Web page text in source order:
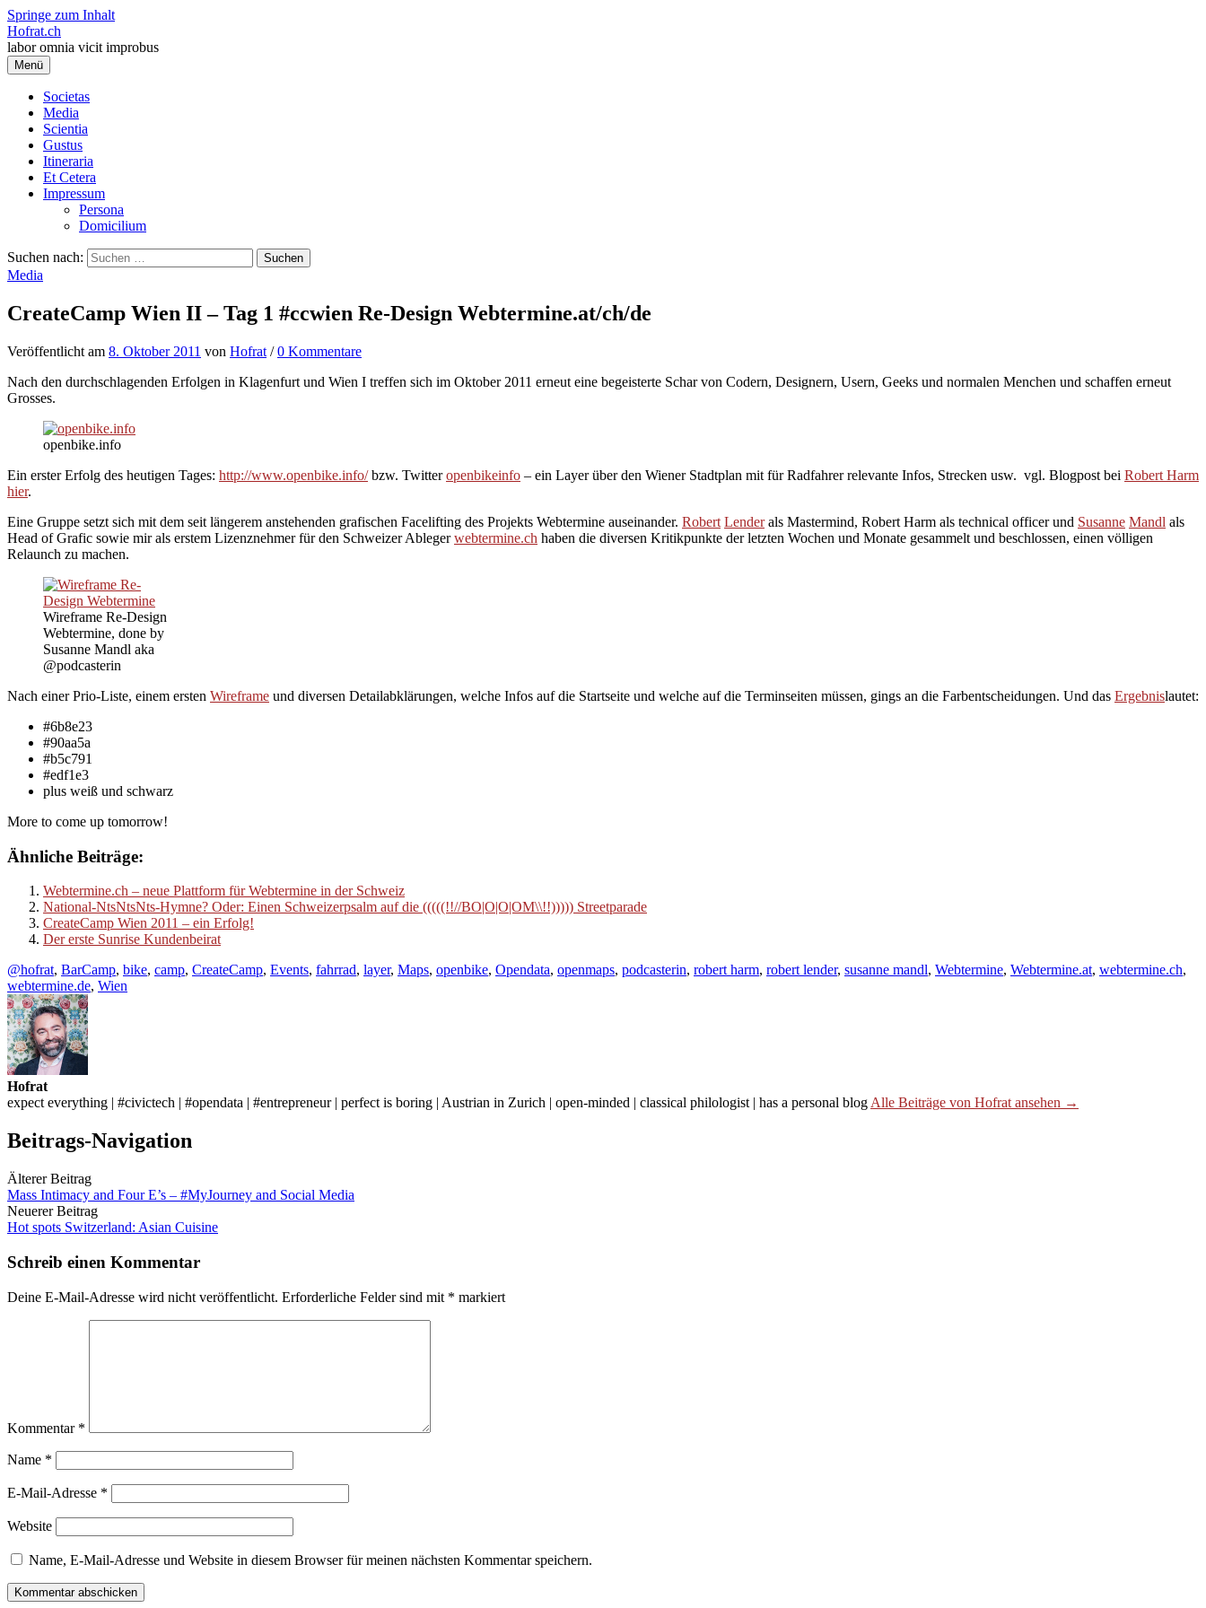
Springe zum Inhalt
Hofrat.ch
labor omnia vicit improbus
Menü
Societas
Media
Scientia
Gustus
Itineraria
Et Cetera
Impressum
Persona
Domicilium
Suchen nach:
Media
CreateCamp Wien II – Tag 1 #ccwien Re-Design Webtermine.at/ch/de
Veröffentlicht am 8. Oktober 2011 von Hofrat /0 Kommentare
Nach den durchschlagenden Erfolgen in Klagenfurt und Wien I treffen sich im Oktober 2011 erneut eine begeisterte Schar von Codern, Designern, Usern, Geeks und normalen Menchen und schaffen erneut
Grosses.
openbike.info
Ein erster Erfolg des heutigen Tages: http://www.openbike.info/bzw. Twitteropenbikeinfo – ein Layer über den Wiener Stadtplan mit für Radfahrer relevante Infos, Strecken usw. vgl. Blogpost bei Robert Harm
hier.
Eine Gruppe setzt sich mit dem seit längerem anstehenden grafischen Facelifting des Projekts Webtermine auseinander. Robert Lenderals Mastermind, Robert Harm als technical officer und Susanne Mandl als
Head of Grafic sowie mir als erstem Lizenznehmer für den Schweizer Ablegerwebtermine.ch haben die diversen Kritikpunkte der letzten Wochen und Monate gesammelt und beschlossen, einen völligen
Relaunch zu machen.
Wireframe Re-Design
Webtermine, done by
Susanne Mandl aka
@podcasterin
Nach einer Prio-Liste, einem ersten Wireframe und diversen Detailabklärungen, welche Infos auf die Startseite und welche auf die Terminseiten müssen, gings an die Farbentscheidungen. Und das Ergebnislautet:
#6b8e23
#90aa5a
#b5c791
#edf1e3
plus weiß und schwarz
More to come up tomorrow!
Ähnliche Beiträge:
Webtermine.ch – neue Plattform für Webtermine in der Schweiz
National-NtsNtsNts-Hymne? Oder: Einen Schweizerpsalm auf die (((((!!//BO|O|O|OM\\!!))))) Streetparade
CreateCamp Wien 2011 – ein Erfolg!
Der erste Sunrise Kundenbeirat
@hofrat, BarCamp, bike, camp, CreateCamp, Events, fahrrad, layer, Maps, openbike, Opendata, openmaps, podcasterin, robert harm, robert lender, susanne mandl, Webtermine, Webtermine.at, webtermine.ch,
webtermine.de, Wien
Hofrat
expect everything | #civictech | #opendata | #entrepreneur | perfect is boring | Austrian in Zurich | open-minded | classical philologist | has a personal blog Alle Beiträge von Hofrat ansehen →
Beitrags-Navigation
Älterer Beitrag
Mass Intimacy and Four E’s – #MyJourney and Social Media
Neuerer Beitrag
Hot spots Switzerland: Asian Cuisine
Schreib einen Kommentar
Deine E-Mail-Adresse wird nicht veröffentlicht. Erforderliche Felder sind mit * markiert
Kommentar *
Name *
E-Mail-Adresse *
Website
Name, E-Mail-Adresse und Website in diesem Browser für meinen nächsten Kommentar speichern.